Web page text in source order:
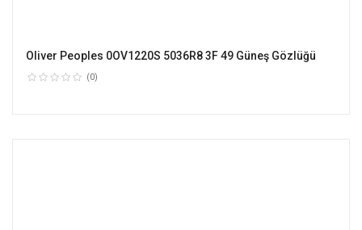
Oliver Peoples 0OV1220S 5036R8 3F 49 Güneş Gözlüğü
(0)